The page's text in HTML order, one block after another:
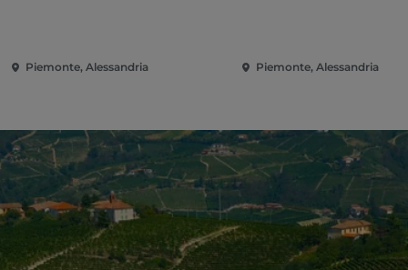
Piemonte, Alessandria Piemonte, Alessandria